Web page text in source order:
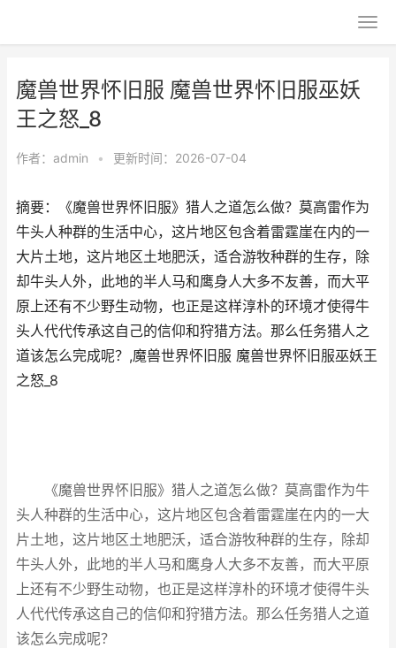
魔兽世界怀旧服 魔兽世界怀旧服巫妖
王之怒_8
作者： admin • 更新时间：2026-07-04
摘要：《魔兽世界怀旧服》猎人之道怎么做？莫高雷作为
牛头人种群的生活中心，这片地区包含着雷霆崖在内的一
大片土地，这片地区土地肥沃，适合游牧种群的生存，除
却牛头人外，此地的半人马和鹰身人大多不友善，而大平
原上还有不少野生动物，也正是这样淳朴的环境才使得牛
头人代代传承这自己的信仰和狩猎方法。那么任务猎人之
道该怎么完成呢？,魔兽世界怀旧服 魔兽世界怀旧服巫妖王
之怒_8
《魔兽世界怀旧服》猎人之道怎么做？莫高雷作为牛
头人种群的生活中心，这片地区包含着雷霆崖在内的一大
片土地，这片地区土地肥沃，适合游牧种群的生存，除却
牛头人外，此地的半人马和鹰身人大多不友善，而大平原
上还有不少野生动物，也正是这样淳朴的环境才使得牛头
人代代传承这自己的信仰和狩猎方法。那么任务猎人之道
该怎么完成呢？